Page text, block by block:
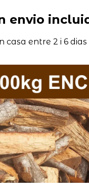
envio
casa entre 2 i 6 dias